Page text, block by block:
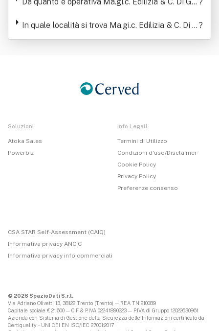
In quale località si trova Ma.gi.c. Edilizia & C. Di G
iannetti Massimiliano E Culicchi Giova Nni
?
Soluzioni
Atoka Sales
Powerbiz
Info Legali
Termini di Utilizzo
Condizioni d'uso/Disclaimer
Cookie Policy
Privacy Policy
Preferenze consenso
CSA STAR Self-Assessment (CAIQ)
Informativa privacy ANCIC
Informativa privacy info commerciali
© 2026 SpazioDati S.r.l.
Via Adriano Olivetti 13, 38122 Trento (Trento) — REA TN 210089
Capitale sociale € 21.600 — C.F & P.IVA 02241890223 — P.IVA di Gruppo 12022630961
Azienda con Sistema di Gestione della Sicurezza delle Informazioni certificato da
Certiquality – UNI CEI EN ISO/IEC 27001:2017